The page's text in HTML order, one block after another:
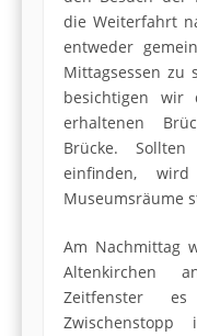
die Weiterfahrt
entweder
Mittagsessen zu
besichtigen wir
erhaltenen
Brücke.
einfinden,
Museumsräume
Am Nachmittag
Altenkirchen
Zeitfenster